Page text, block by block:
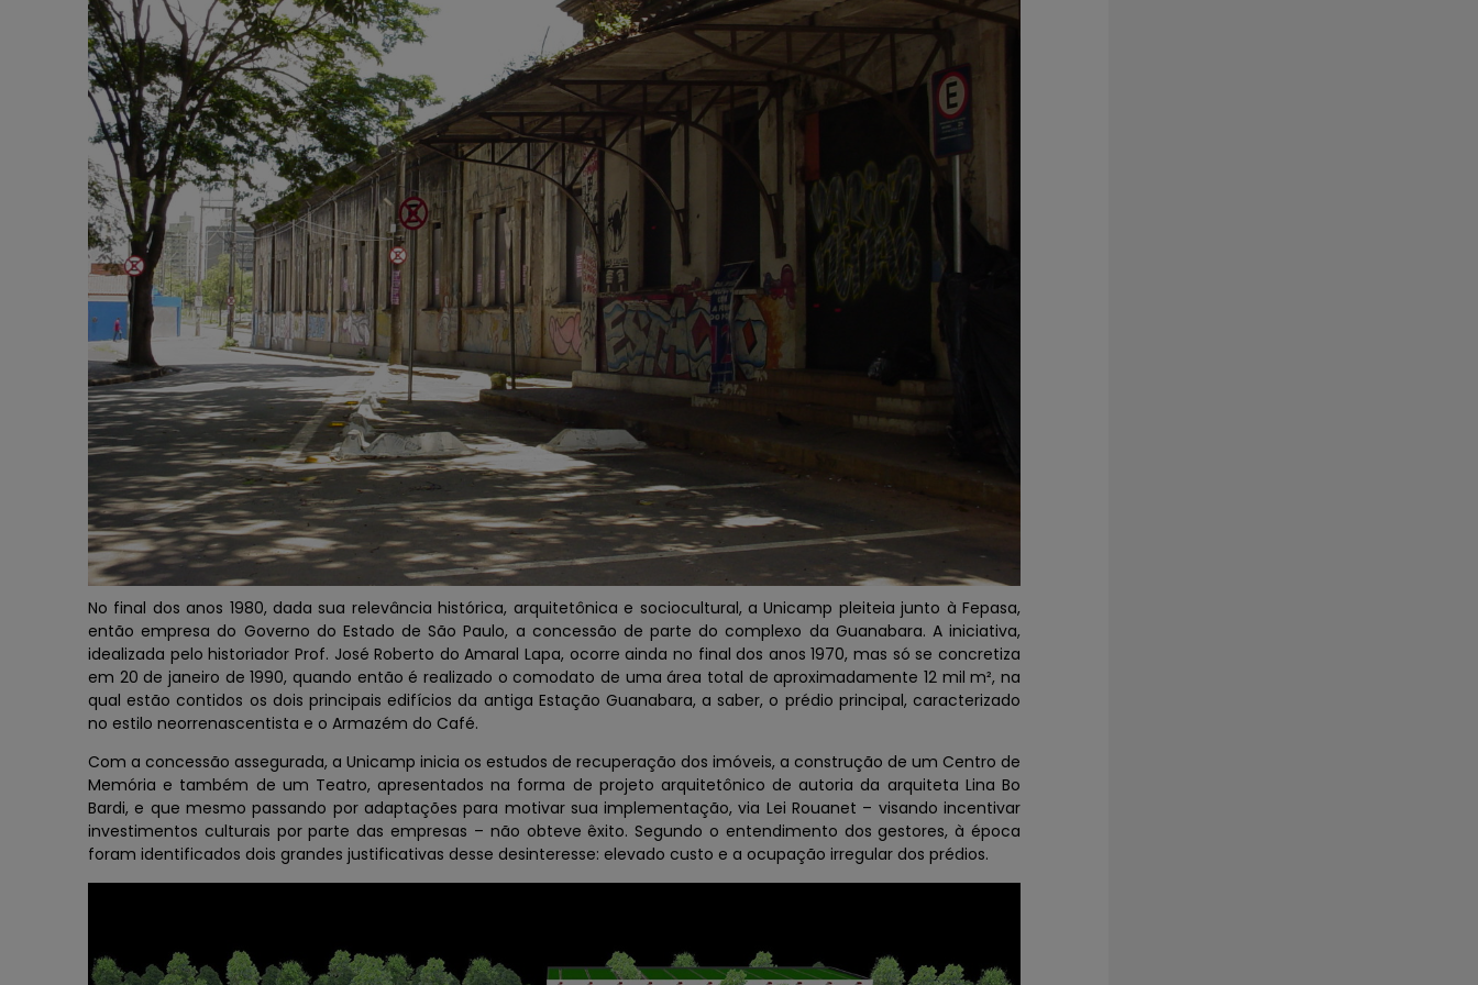
No final dos anos 1980, dada sua relevância histórica, arquitetônica e sociocultural, a Unicamp pleiteia junto à Fepasa,
então empresa do Governo do Estado de São Paulo, a concessão de parte do complexo da Guanabara. A iniciativa,
idealizada pelo historiador Prof. José Roberto do Amaral Lapa, ocorre ainda no final dos anos 1970, mas só se concretiza
em 20 de janeiro de 1990, quando então é realizado o comodato de uma área total de aproximadamente 12 mil m², na
qual estão contidos os dois principais edifícios da antiga Estação Guanabara, a saber, o prédio principal, caracterizado
no estilo neorrenascentista e o Armazém do Café.
Com a concessão assegurada, a Unicamp inicia os estudos de recuperação dos imóveis, a construção de um Centro de
Memória e também de um Teatro, apresentados na forma de projeto arquitetônico de autoria da arquiteta Lina Bo
Bardi, e que mesmo passando por adaptações para motivar sua implementação, via Lei Rouanet – visando incentivar
investimentos culturais por parte das empresas – não obteve êxito. Segundo o entendimento dos gestores, à época
foram identificados dois grandes justificativas desse desinteresse: elevado custo e a ocupação irregular dos prédios.